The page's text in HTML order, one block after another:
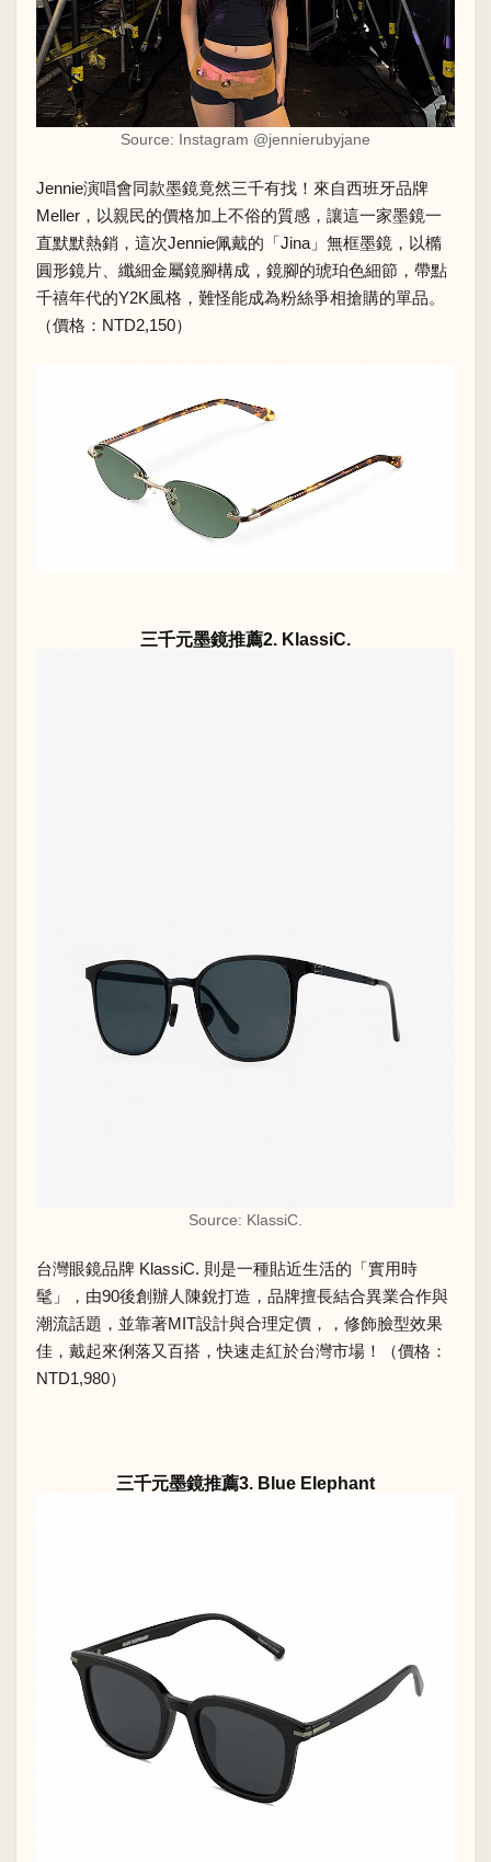
Source: Instagram @jennierubyjane
Jennie演唱會同款墨鏡竟然三千有找！來自西班牙品牌
Meller，以親民的價格加上不俗的質感，讓這一家墨鏡一
直默默熱銷，這次Jennie佩戴的「Jina」無框墨鏡，以橢
圓形鏡片、纖細金屬鏡腳構成，鏡腳的琥珀色細節，帶點
千禧年代的Y2K風格，難怪能成為粉絲爭相搶購的單品。
（價格：NTD2,150）
三千元墨鏡推薦2. KlassiC.
Source: KlassiC.
台灣眼鏡品牌 KlassiC. 則是一種貼近生活的「實用時
髦」，由90後創辦人陳銳打造，品牌擅長結合異業合作與
潮流話題，並靠著MIT設計與合理定價，，修飾臉型效果
佳，戴起來俐落又百搭，快速走紅於台灣市場！（價格：
NTD1,980）
三千元墨鏡推薦3. Blue Elephant